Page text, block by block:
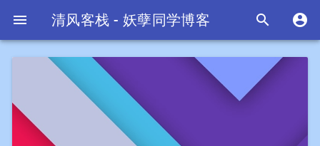
 清风客栈 - 妖孽同学博客  